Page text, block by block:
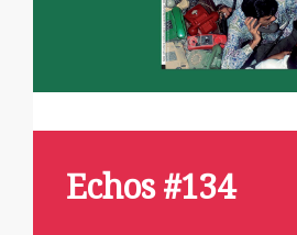
Echos #134